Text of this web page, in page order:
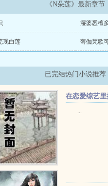
《N朵莲》最新章节
湿婆悉檀
现白莲 薄伽梵歌
已完结热门小说推荐
在恋爱综艺里
...